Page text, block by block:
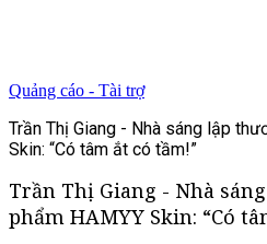
Quảng cáo - Tài trợ
Trần Thị Giang - Nhà sáng lập
Skin: “Có tâm ắt có tầm!”
Trần Thị Giang - Nhà
phẩm HAMYY Skin: “Có